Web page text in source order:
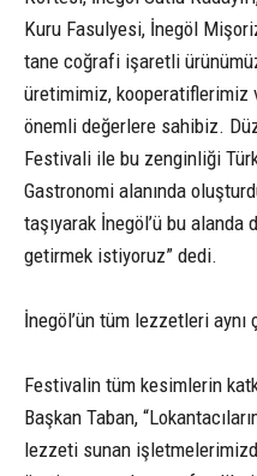
Kuru Fasulyesi, İnegöl
tane coğrafi işaretli
üretimimiz,
önemli değerlere sahibiz.
Festivali ile bu zenginliği
Gastronomi alanında
taşıyarak İnegöl’ü bu
getirmek istiyoruz” dedi.
İnegöl’ün tüm lezzetleri aynı
Festivalin tüm kesimlerin
Başkan Taban,
lezzeti sunan